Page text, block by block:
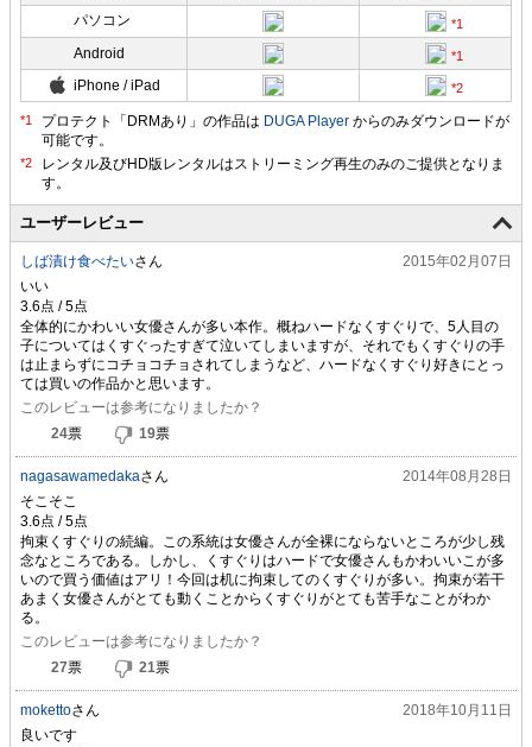
パソコン
Android
iPhone / iPad
プロテクト「DRMあり」の作品は DUGA Player からのみダウンロードが
可能です。
ユーザーレビュー
しば漬け食べたいさん
2015年02月07日
いい
全体的にかわいい女優さんが多い本作。概ねハードなくすぐりで、5人目の
子についてはくすぐったすぎて泣いてしまいますが、それでもくすぐりの手
は止まらずにコチョコチョされてしまうなど、ハードなくすぐり好きにとっ
ては買いの作品かと思います。
このレビューは参考になりましたか？
24票 19票
nagasawamedakaさん
2014年08月28日
そこそこ
拘束くすぐりの続編。この系統は女優さんが全裸にならないところが少し残
念なところである。しかし、くすぐりはハードで女優さんもかわいいこが多
いので買う価値はアリ！今回は机に拘束してのくすぐりが多い。拘束が若干
あまく女優さんがとても動くことからくすぐりがとても苦手なことがわか
る。
このレビューは参考になりましたか？
27票 21票
mokettoさん
2018年10月11日
良いです